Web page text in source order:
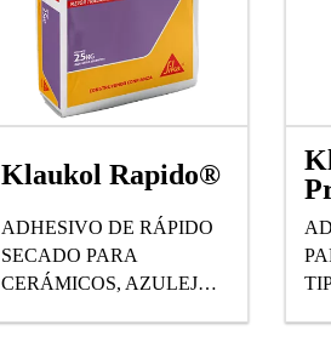
Klaukol Rapido®
ADHESIVO DE RÁPIDO
SECADO PARA
CERÁMICOS, AZULEJOS